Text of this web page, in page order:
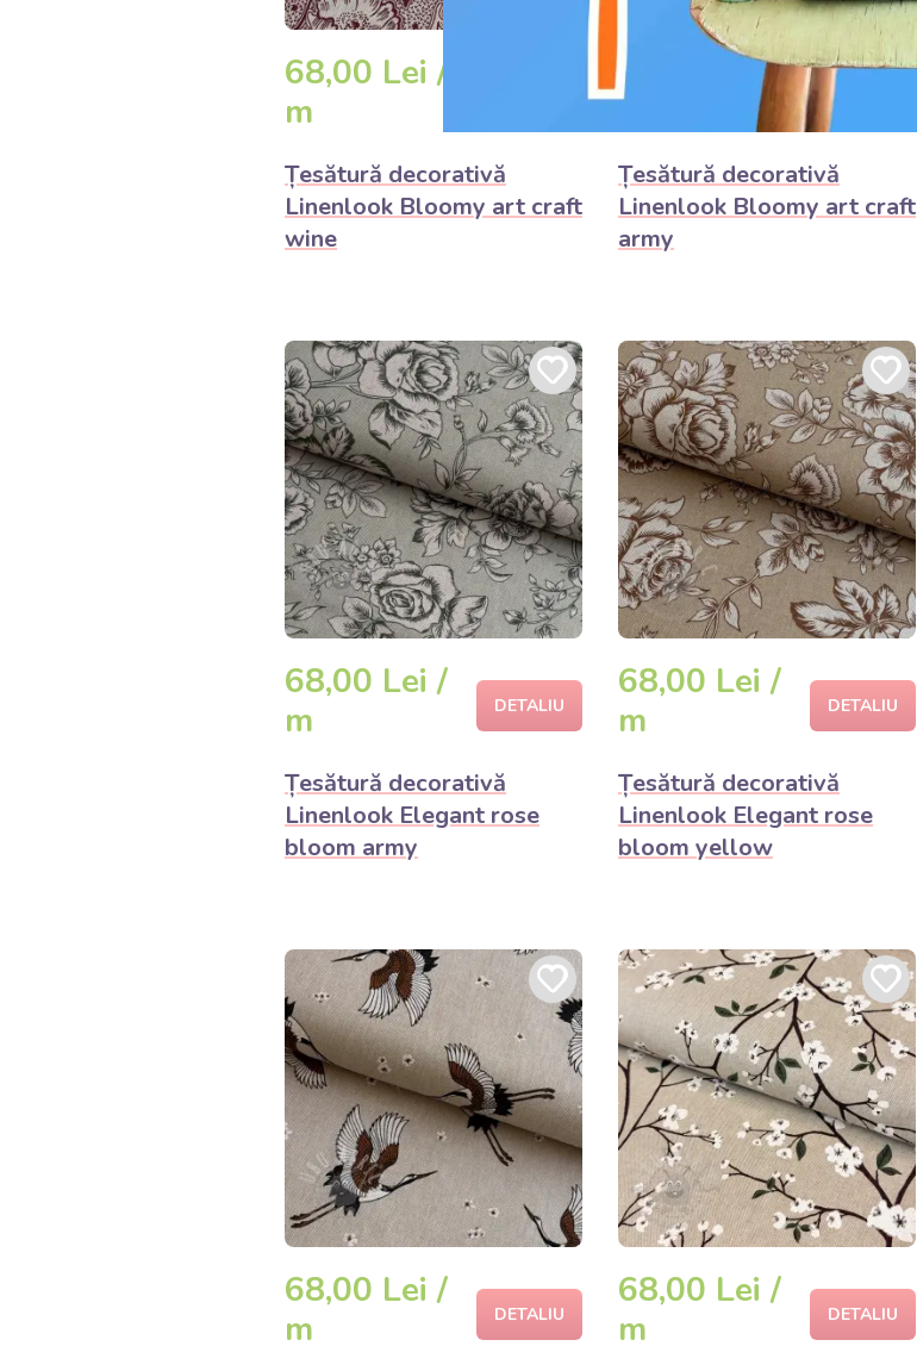
68,00 Lei /
m
Țesătură decorativă
Linenlook Bloomy art craft
wine
68,00 Lei /
m
DETALIU
Țesătură decorativă
Linenlook Bloomy art craft
army
68,00 Lei /
m
DETALIU
Țesătură decorativă
Linenlook Elegant rose
bloom army
68,00 Lei /
m
DETALIU
Țesătură decorativă
Linenlook Elegant rose
bloom yellow
68,00 Lei /
m
DETALIU
68,00 Lei /
m
DETALIU